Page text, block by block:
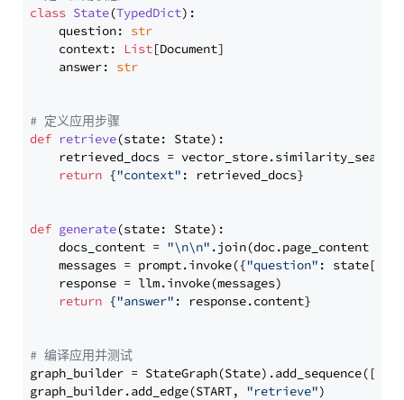
class State(TypedDict):
    question:
str
    context:
List[Document]
    answer:
str
# 定义应用步骤
def retrieve(state: State):
retrieved_docs =
return {"context" : retrieved_docs}
def generate(state: State):
    docs_content =
"\n\n" .join(doc.page_content
    messages = prompt.invoke({
"question" : state[
    response = llm.invoke(messages)
return {"answer" : response.content}
# 编译应用并测试
graph_builder =
graph_builder.add_edge(START, "retrieve")